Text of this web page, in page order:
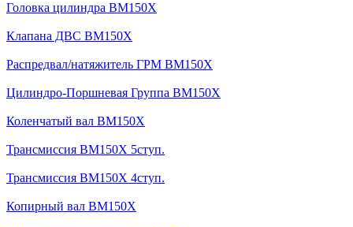
Головка цилиндра BM150X
Клапана ДВС BM150X
Распредвал/натяжитель ГРМ BM150X
Цилиндро-Поршневая Группа BM150X
Коленчатый вал BM150X
Трансмиссия BM150X 5ступ.
Трансмиссия BM150X 4ступ.
Копирный вал BM150X